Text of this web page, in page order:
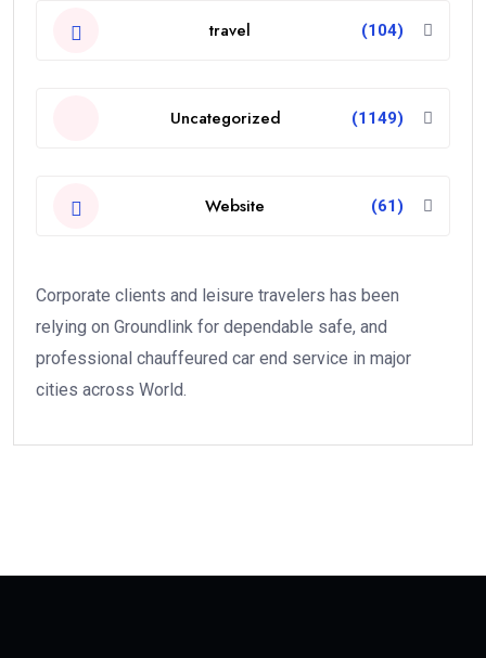
travel (104)
Uncategorized (1149)
Website (61)
Corporate clients and leisure travelers has been
relying on Groundlink for dependable safe, and
professional chauffeured car end service in major
cities across World.